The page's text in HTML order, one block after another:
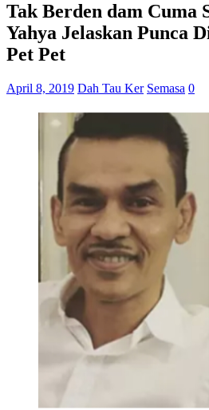
Tak Berden dam Cuma
Yahya Jelaskan Punca
Pet Pet
April 8, 2019 Dah Tau Ker Semasa 0